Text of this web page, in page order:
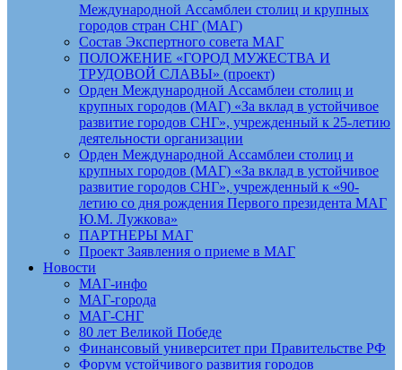
Международной Ассамблеи столиц и крупных
городов стран СНГ (МАГ)
Состав Экспертного совета МАГ
ПОЛОЖЕНИЕ «ГОРОД МУЖЕСТВА И
ТРУДОВОЙ СЛАВЫ» (проект)
Орден Международной Ассамблеи столиц и
крупных городов (МАГ) «За вклад в устойчивое
развитие городов СНГ», учрежденный к 25-летию
деятельности организации
Орден Международной Ассамблеи столиц и
крупных городов (МАГ) «За вклад в устойчивое
развитие городов СНГ», учрежденный к «90-
летию со дня рождения Первого президента МАГ
Ю.М. Лужкова»
ПАРТНЕРЫ МАГ
Проект Заявления о приеме в МАГ
Новости
МАГ-инфо
МАГ-города
МАГ-СНГ
80 лет Великой Победе
Финансовый университет при Правительстве РФ
Форум устойчивого развития городов